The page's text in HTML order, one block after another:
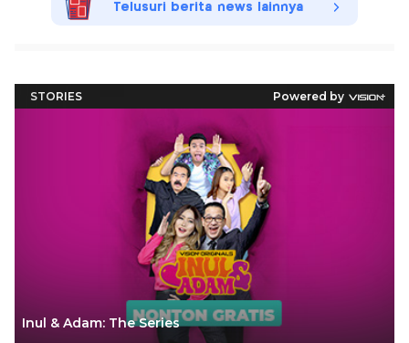
Telusuri berita news lainnya